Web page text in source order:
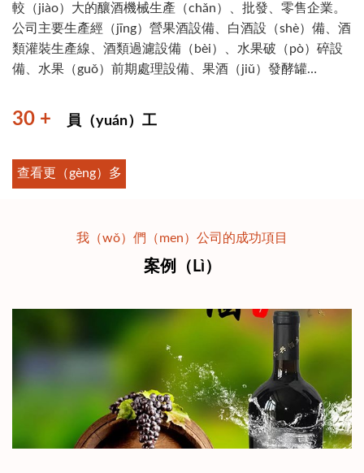
較（jiào）大的釀酒機械生產（chǎn）、批發、零售企業。
公司主要生產經（jīng）營果酒設備、白酒設（shè）備、酒
類灌裝生產線、酒類過濾設備（bèi）、水果破（pò）碎設
備、水果（guǒ）前期處理設備、果酒（jiǔ）發酵罐
（qǔ）、蒸糧攤涼拌曲設備、酒類流量（liàng）控製係
（xì）統、白酒光波催陳設備、酒類（lèi）自動化控溫發酵
30 + 員（yuán）工
查看更（gèng）多
我（wǒ）們（men）公司的成功項目
案例（lì）